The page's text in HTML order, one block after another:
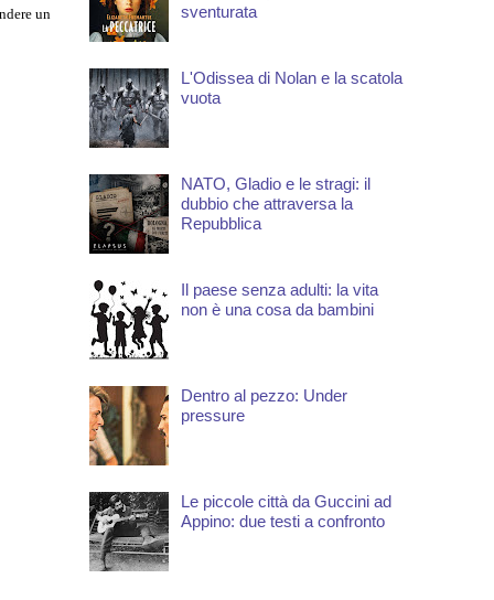
un
sventurata
L'Odissea di Nolan e la scatola
vuota
NATO, Gladio e le stragi: il
dubbio che attraversa la
Repubblica
Il paese senza adulti: la vita
non è una cosa da bambini
Dentro al pezzo: Under
pressure
Le piccole città da Guccini ad
Appino: due testi a confronto